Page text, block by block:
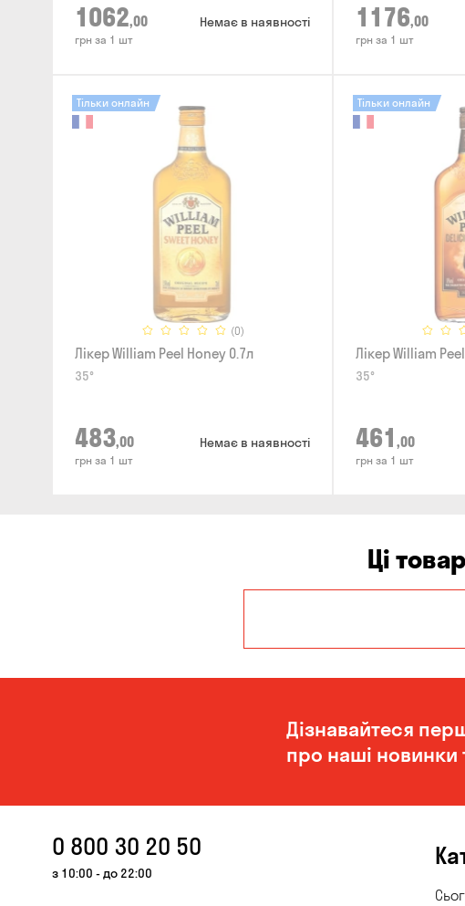
1062,00
грн за 1 шт
Немає в наявності 1176,00
грн за 1 шт
(0)
Тільки онлайн
Лікер William Peel Honey 0.7л
35°
483,00
грн за 1 шт
Немає в наявності
Тільки онлайн
Лікер William
35°
461 ,00
грн за 1 шт
Ці
Миколаїв
Дізнавайтеся
про наші новинки
0 800 30 20 50
з 10:00 - до 22:00